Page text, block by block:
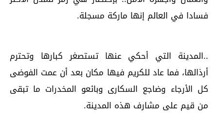
فسادا في العالم إنها ماركة مسجلة.
..المدينة التي أحكي عنها تستصغر كبارها وتحترم
أرذالها، فما عاد للكريم فيها مكان بعد أن عمت الفوضى
كل الأرجاء وضاجع السكارى وبائعو المخدرات ما تبقى
من قيم على مشارف هذه المدينة.